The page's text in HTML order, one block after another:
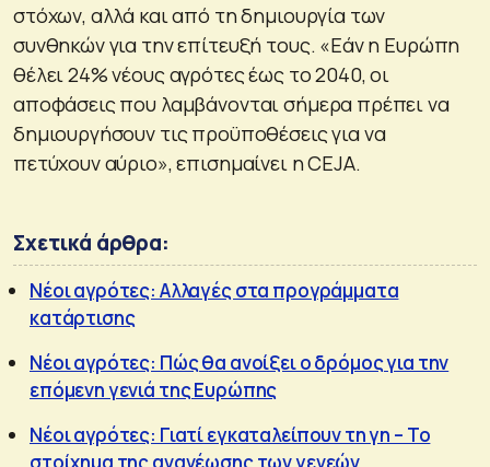
στόχων, αλλά και από τη δημιουργία των
συνθηκών για την επίτευξή τους. «Εάν η Ευρώπη
θέλει 24% νέους αγρότες έως το 2040, οι
αποφάσεις που λαμβάνονται σήμερα πρέπει να
δημιουργήσουν τις προϋποθέσεις για να
πετύχουν αύριο», επισημαίνει η CEJA.
Σχετικά άρθρα:
Νέοι αγρότες: Αλλαγές στα προγράμματα
κατάρτισης
Νέοι αγρότες: Πώς θα ανοίξει ο δρόμος για την
επόμενη γενιά της Ευρώπης
Νέοι αγρότες: Γιατί εγκαταλείπουν τη γη – Το
στοίχημα της ανανέωσης των γενεών